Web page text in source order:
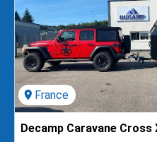
location_on France